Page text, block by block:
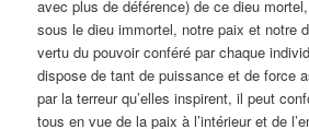
avec plus de déférence) de ce dieu
sous le dieu immortel, notre paix et notre
vertu du pouvoir conféré par chaque
dispose de tant de puissance et de force
par la terreur qu’elles inspirent, il peut
tous en vue de la paix à l’intérieur et de